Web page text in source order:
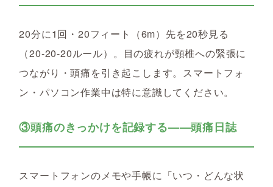
20分に1回・20フィート（6m）先を20秒見る
（20-20-20ルール）。目の疲れが頸椎への緊張に
つながり・頭痛を引き起こします。スマートフォ
ン・パソコン作業中は特に意識してください。
③頭痛のきっかけを記録する——頭痛日誌
スマートフォンのメモや手帳に「いつ・どんな状